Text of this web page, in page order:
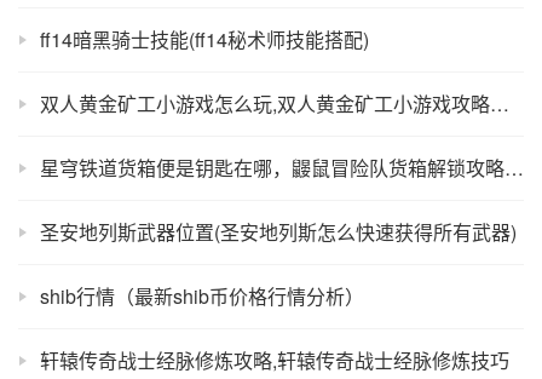
ff14暗黑骑士技能(ff14秘术师技能搭配)
双人黄金矿工小游戏怎么玩,双人黄金矿工小游戏攻略分享
星穹铁道货箱便是钥匙在哪，鼹鼠冒险队货箱解锁攻略详解
圣安地列斯武器位置(圣安地列斯怎么快速获得所有武器)
shib行情（最新shib币价格行情分析）
轩辕传奇战士经脉修炼攻略,轩辕传奇战士经脉修炼技巧